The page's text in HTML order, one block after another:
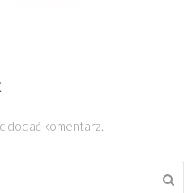
dodać komentarz.